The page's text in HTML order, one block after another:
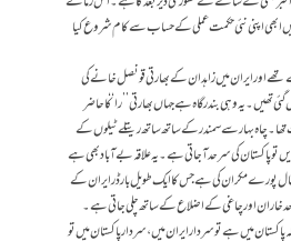
ابھی اپنی نئی حکمت عملی کے حساب سے کام شروع کیا
اور ایران میں زاہدان کے بھارتی قونصل خانے کی
تھیں۔ یہ وہی بندرگاہ ہے جہاں بھارتی ’’را‘‘ کا حاضر
چاہ بہار سے سمندر کے ساتھ ساتھ ریتلے ٹیلوں کے
تو پاکستان کی سرحد آ جاتی ہے۔ یہ علاقہ بے آباد بھی ہے
پورے مکران کی ہے جس کا ایک طویل بارڈر ایران کے
اور چاغی کے اضلاع کے ساتھ چلی جاتی ہے۔
میں ہے تو سردار ایران میں، سردار پاکستان میں تو